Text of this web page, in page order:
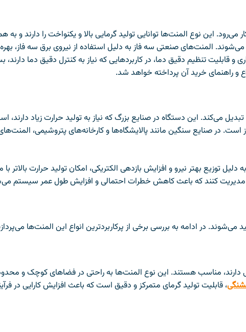
این نوع المنت‌ها توانایی تولید گرمایی بالا و یکنواخت را دارند و به
المنت‌های صنعتی سه فاز به دلیل استفاده از نیروی برق سه فاز،
تنظیم دقیق دما، در کاربردهایی که نیاز به کنترل دقیق دما دارند،
و راهنمای خرید آن پرداخته خواهد شد.
می‌کند. این دستگاه در صنایع بزرگ که نیاز به تولید حرارت زیاد دارند،
در صنایع سنگین مانند پالایشگاه‌ها و کارخانه‌های پتروشیمی،
توزیع بهتر نیرو و افزایش بازدهی الکتریکی، امکان تولید حرارت بالاتر
را مدیریت کنند که باعث کاهش خطرات احتمالی و افزایش طول عمر سیستم
در ادامه به بررسی برخی از پرکاربردترین انواع این المنت‌ها
دارند، مناسب هستند. این نوع المنت‌ها به راحتی در فضاهای کوچک و
، قابلیت تولید گرمای متمرکز و دقیق است که باعث افزایش کارایی در